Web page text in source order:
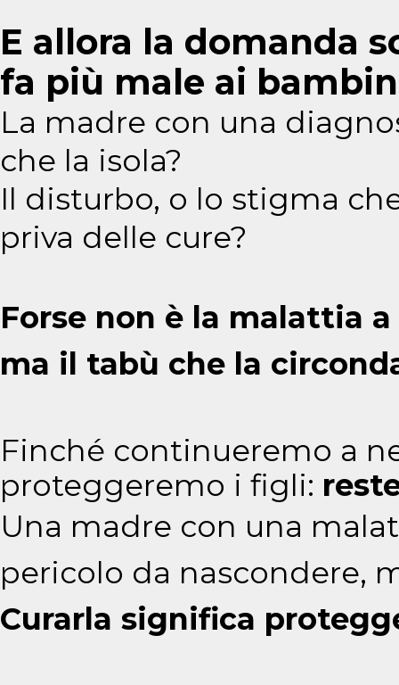
E allora la domanda
fa più male ai
La madre con una
che la isola?
Il disturbo, o lo stigma
priva delle cure?
Forse non è la malattia
ma il tabù che la
Finché continueremo a
proteggeremo i figli:
Una madre con una
pericolo da nascondere,
Curarla significa